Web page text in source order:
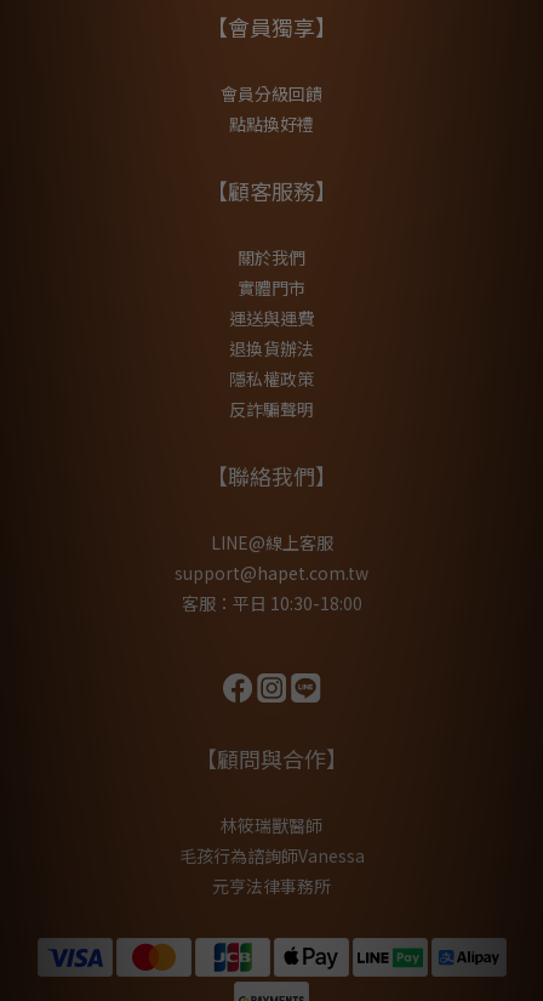
【會員獨享】
會員分級回饋
點點換好禮
【顧客服務】
關於我們
實體門市
運送與運費
退換貨辦法
隱私權政策
反詐騙聲明
【聯絡我們】
LINE@線上客服
support@hapet.com.tw
客服：平日 10:30-18:00
【顧問與合作】
林筱瑞獸醫師
毛孩行為諮詢師Vanessa
元亨法律事務所